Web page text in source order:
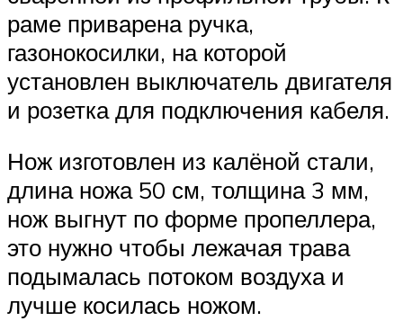
раме приварена ручка,
газонокосилки, на которой
установлен выключатель двигателя
и розетка для подключения кабеля.
Нож изготовлен из калёной стали,
длина ножа 50 см, толщина 3 мм,
нож выгнут по форме пропеллера,
это нужно чтобы лежачая трава
подымалась потоком воздуха и
лучше косилась ножом.